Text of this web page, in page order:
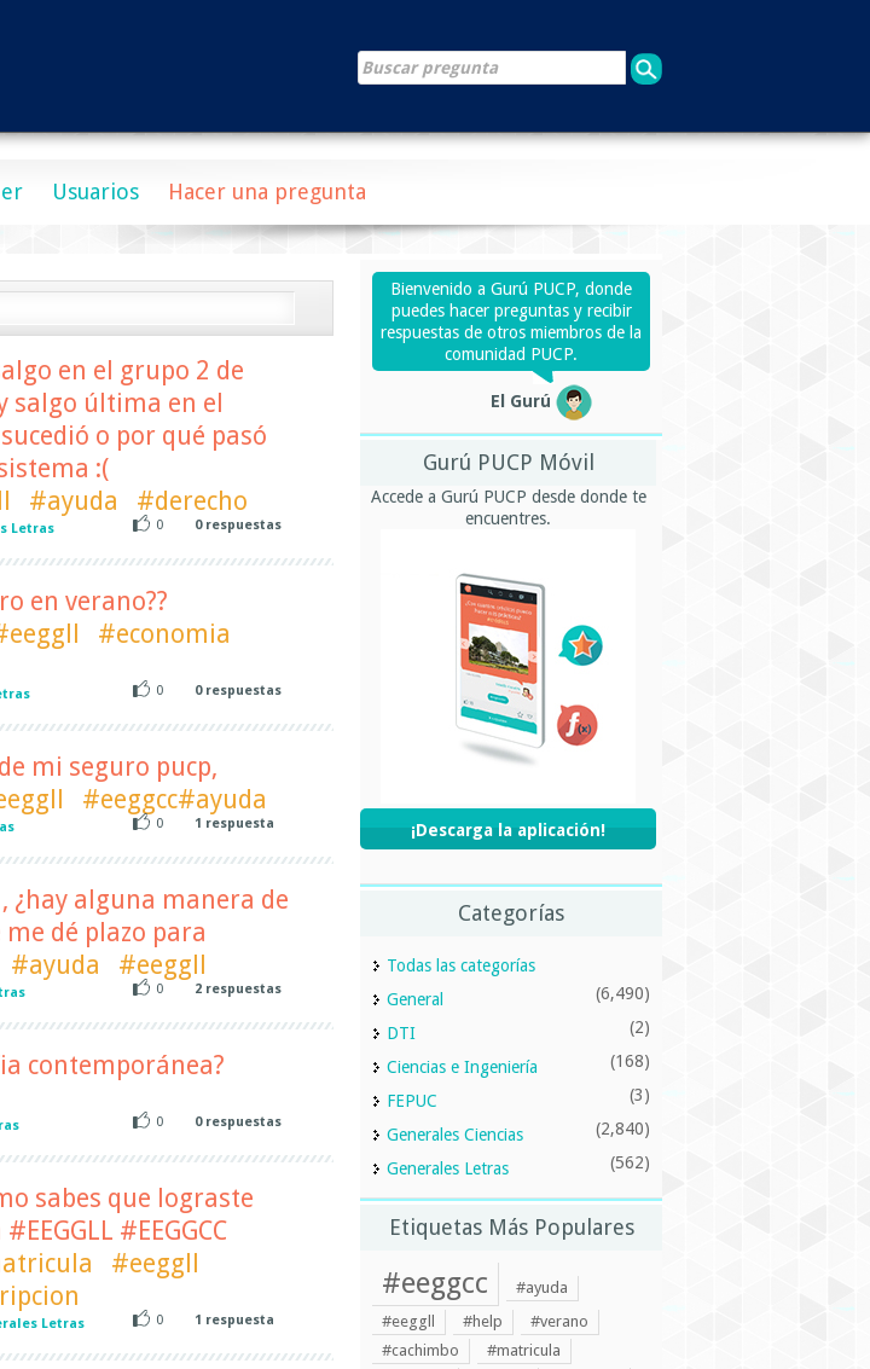
Usuarios Hacer una pregunta
en el grupo 2 de
salgo última en el
o por qué pasó
:(
#ayuda #derecho
Letras 0 0respuestas
en verano??
#economia
0 0respuestas
mi seguro pucp,
#eeggcc#ayuda
0 1 respuesta
¿hay alguna manera de
dé plazo para
#ayuda #eeggll
0 2 respuestas
contemporánea?
0 0respuestas
sabes que lograste
#EEGGCC
#eeggll
Letras 0 1 respuesta
Bienvenido a Gurú PUCP, donde
puedes hacer preguntas y recibir
respuestas de otros miembros de la
comunidad PUCP.
El Gurú
Gurú PUCP Móvil
Accede a Gurú PUCP desde donde te
encuentres.
¡Descarga la aplicación!
Categorías
Todas las categorías
General
(6,490)
DTI (2)
Ciencias e Ingeniería (168)
FEPUC (3)
Generales Ciencias (2,840)
Generales Letras (562)
Etiquetas Más Populares
#eeggcc
#ayuda
#eeggll
#help
#verano
#cachimbo
#matricula